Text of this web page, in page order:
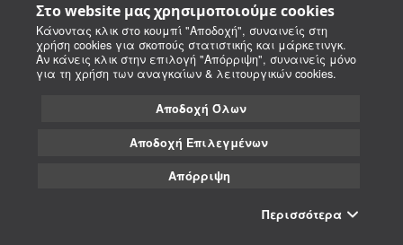
Στο website μας χρησιμοποιούμε cookies
Κάνοντας κλικ στο κουμπί "Αποδοχή", συναινείς στη
χρήση cookies για σκοπούς στατιστικής και μάρκετινγκ.
Αν κάνεις κλικ στην επιλογή "Απόρριψη", συναινείς μόνο
για τη χρήση των αναγκαίων & λειτουργικών cookies.
Αποδοχή Όλων
Αποδοχή Επιλεγμένων
Απόρριψη
Περισσότερα